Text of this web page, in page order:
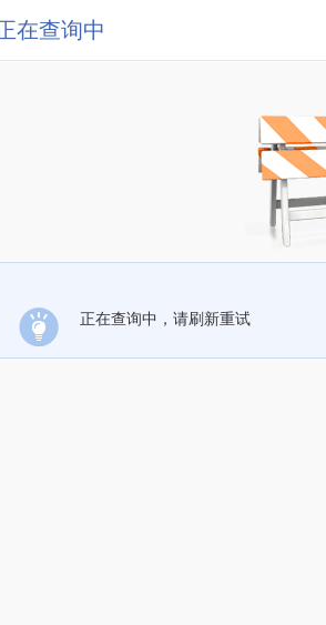
在查询中
正在查询中，请刷新重试